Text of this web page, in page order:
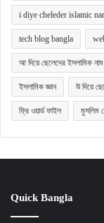
i diye cheleder islamic
tech blog bangla
আ দিয়ে ছেলেদের ইসলামিক নাম
ইসলামিক জ্ঞান উ দিয়ে
ফ্রি ওয়ার্ড ফাইল মুসলিম
Quick Bangla